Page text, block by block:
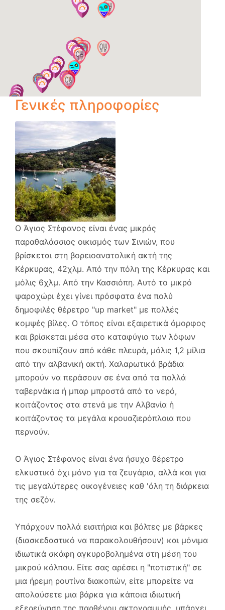
Γενικές πληροφορίες
Ο Άγιος Στέφανος είναι ένας μικρός
παραθαλάσσιος οικισμός των Σινιών, που
βρίσκεται στη βορειοανατολική ακτή της
Κέρκυρας, 42χλμ. Από την πόλη της Κέρκυρας και
μόλις 6χλμ. Από την Κασσιόπη. Αυτό το μικρό
ψαροχώρι έχει γίνει πρόσφατα ένα πολύ
δημοφιλές θέρετρο "up market" με πολλές
κομψές βίλες. Ο τόπος είναι εξαιρετικά όμορφος
και βρίσκεται μέσα στο καταφύγιο των λόφων
που σκουπίζουν από κάθε πλευρά, μόλις 1,2 μίλια
από την αλβανική ακτή. Χαλαρωτικά βράδια
μπορούν να περάσουν σε ένα από τα πολλά
ταβερνάκια ή μπαρ μπροστά από το νερό,
κοιτάζοντας στα στενά με την Αλβανία ή
κοιτάζοντας τα μεγάλα κρουαζιερόπλοια που
περνούν.
Ο Άγιος Στέφανος είναι ένα ήσυχο θέρετρο
ελκυστικό όχι μόνο για τα ζευγάρια, αλλά και για
τις μεγαλύτερες οικογένειες καθ 'όλη τη διάρκεια
της σεζόν.
Υπάρχουν πολλά εισιτήρια και βόλτες με βάρκες
(διασκεδαστικό να παρακολουθήσουν) και μόνιμα
ιδιωτικά σκάφη αγκυροβολημένα στη μέση του
μικρού κόλπου. Είτε σας αρέσει η "ποτιστική" σε
μια ήρεμη ρουτίνα διακοπών, είτε μπορείτε να
απολαύσετε μια βάρκα για κάποια ιδιωτική
εξερεύνηση της παρθένου ακτογραμμής, υπάρχει